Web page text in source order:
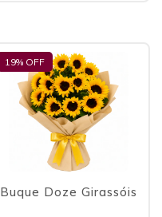
19% OFF
Buque Doze Girassóis